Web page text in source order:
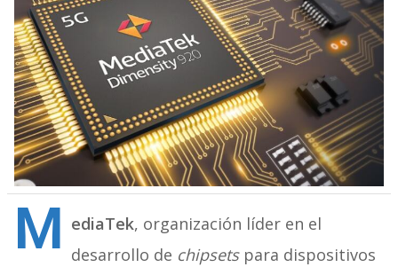
M ediaTek, organización líder en el
desarrollo de chipsetspara dispositivos